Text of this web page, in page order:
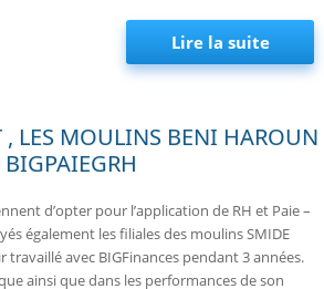
Lire la suitede
, LES MOULINS BENI HAROUN
d’opter pour l’application de RH et Paie –
également les filiales des moulins SMIDE
avec BIGFinances pendant 3 années.
ainsi que dans les performances de son